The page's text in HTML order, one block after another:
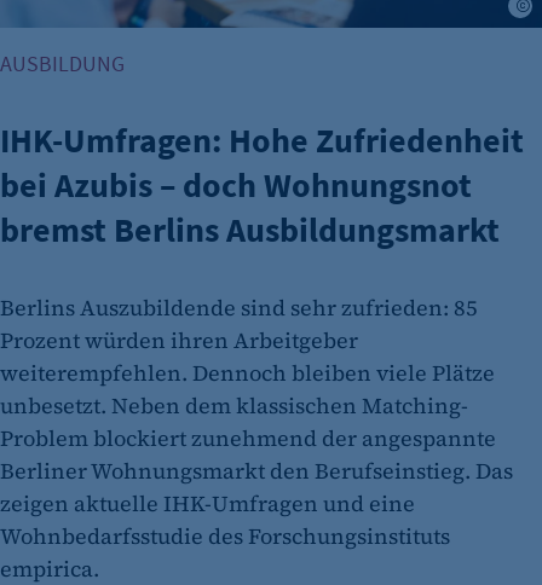
AUSBILDUNG
IHK-Umfragen: Hohe Zufriedenheit
bei Azubis – doch Wohnungsnot
bremst Berlins Ausbildungsmarkt
Berlins Auszubildende sind sehr zufrieden: 85
Prozent würden ihren Arbeitgeber
weiterempfehlen. Dennoch bleiben viele Plätze
unbesetzt. Neben dem klassischen Matching-
Problem blockiert zunehmend der angespannte
Berliner Wohnungsmarkt den Berufseinstieg. Das
zeigen aktuelle IHK-Umfragen und eine
Wohnbedarfsstudie des Forschungsinstituts
empirica.